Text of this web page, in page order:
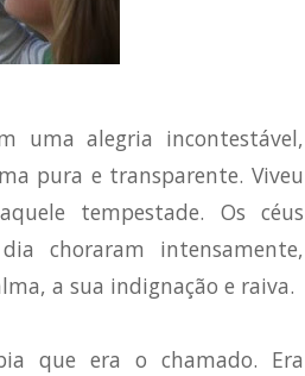
uma alegria incontestável,
pura e transparente. Viveu
tempestade. Os céus
choraram intensamente,
a sua indignação e raiva.
que era o chamado. Era